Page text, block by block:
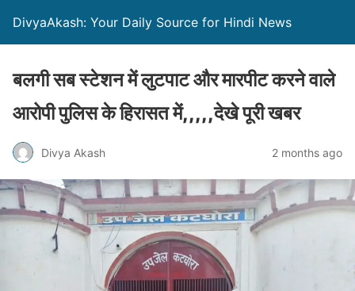
DivyaAkash: Your Daily Source for Hindi News
बलगी सब स्टेशन में लुटपाट और मारपीट करने वाले
आरोपी पुलिस के हिरासत में,,,,,देखे पूरी खबर
Divya Akash 2 months ago